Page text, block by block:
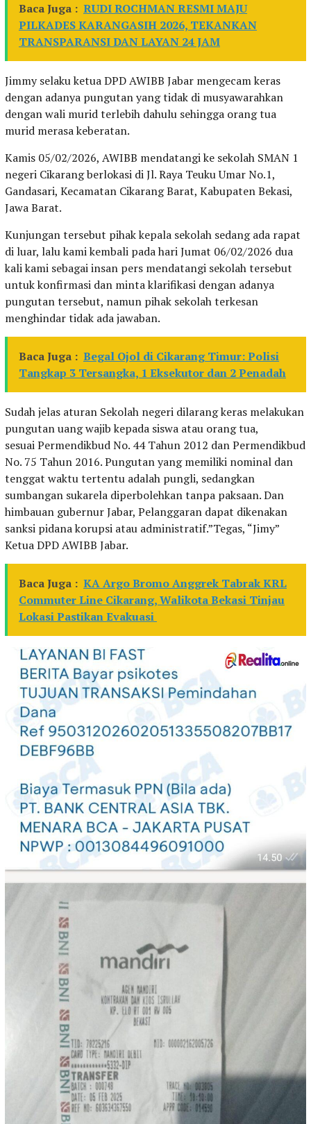
Baca Juga : RUDI ROCHMAN RESMI MAJU
PILKADES KARANGASIH 2026, TEKANKAN
TRANSPARANSI DAN LAYAN 24 JAM
Jimmy selaku ketua DPD AWIBB Jabar mengecam keras
dengan adanya pungutan yang tidak di musyawarahkan
dengan wali murid terlebih dahulu sehingga orang tua
murid merasa keberatan.
Kamis 05/02/2026, AWIBB mendatangi ke sekolah SMAN 1
negeri Cikarang berlokasi di Jl. Raya Teuku Umar No.1,
Gandasari, Kecamatan Cikarang Barat, Kabupaten Bekasi,
Jawa Barat.
Kunjungan tersebut pihak kepala sekolah sedang ada rapat
di luar, lalu kami kembali pada hari Jumat 06/02/2026 dua
kali kami sebagai insan pers mendatangi sekolah tersebut
untuk konfirmasi dan minta klarifikasi dengan adanya
pungutan tersebut, namun pihak sekolah terkesan
menghindar tidak ada jawaban.
Baca Juga : Begal Ojol di Cikarang Timur: Polisi
Tangkap 3 Tersangka, 1 Eksekutor dan 2 Penadah
Sudah jelas aturan Sekolah negeri dilarang keras melakukan
pungutan uang wajib kepada siswa atau orang tua,
sesuai Permendikbud No. 44 Tahun 2012 dan Permendikbud
No. 75 Tahun 2016. Pungutan yang memiliki nominal dan
tenggat waktu tertentu adalah pungli, sedangkan
sumbangan sukarela diperbolehkan tanpa paksaan. Dan
himbauan gubernur Jabar, Pelanggaran dapat dikenakan
sanksi pidana korupsi atau administratif.”Tegas, “Jimy”
Ketua DPD AWIBB Jabar.
Baca Juga : KA Argo Bromo Anggrek Tabrak KRL
Commuter Line Cikarang, Walikota Bekasi Tinjau
Lokasi Pastikan Evakuasi